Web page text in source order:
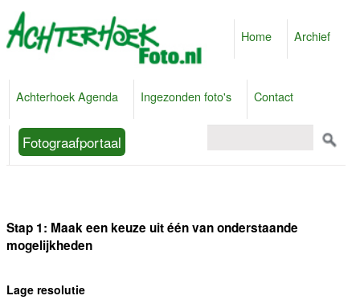
Home Archief
Achterhoek Agenda Ingezonden foto's Contact
Fotograafportaal
Stap 1: Maak een keuze uit één van onderstaande
mogelijkheden
Lage resolutie